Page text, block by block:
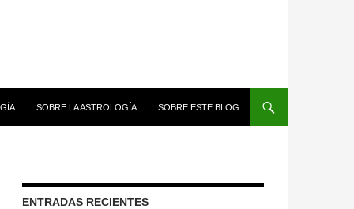
SOBRE LA ASTROLOGÍA SOBRE ESTE BLOG
ENTRADAS RECIENTES